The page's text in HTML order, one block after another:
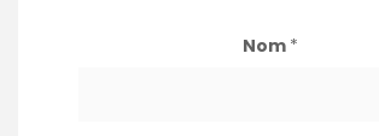
Nom *